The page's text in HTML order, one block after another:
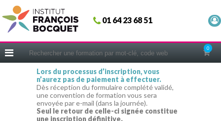
01 64 23 68 51
0
Fermer
ACCUEIL
CERIFICATIONS
INTRAS | SUR-MESURE
COACHING
EN PRATIQUE
Lors du processus d’inscription, vous
n’aurez pas de paiement à effectuer.
Dès réception du formulaire complété validé,
une convention de formation vous sera
envoyée par e-mail (dans la journée).
Seul le retour de celle-ci signée constitue
une inscription définitive.